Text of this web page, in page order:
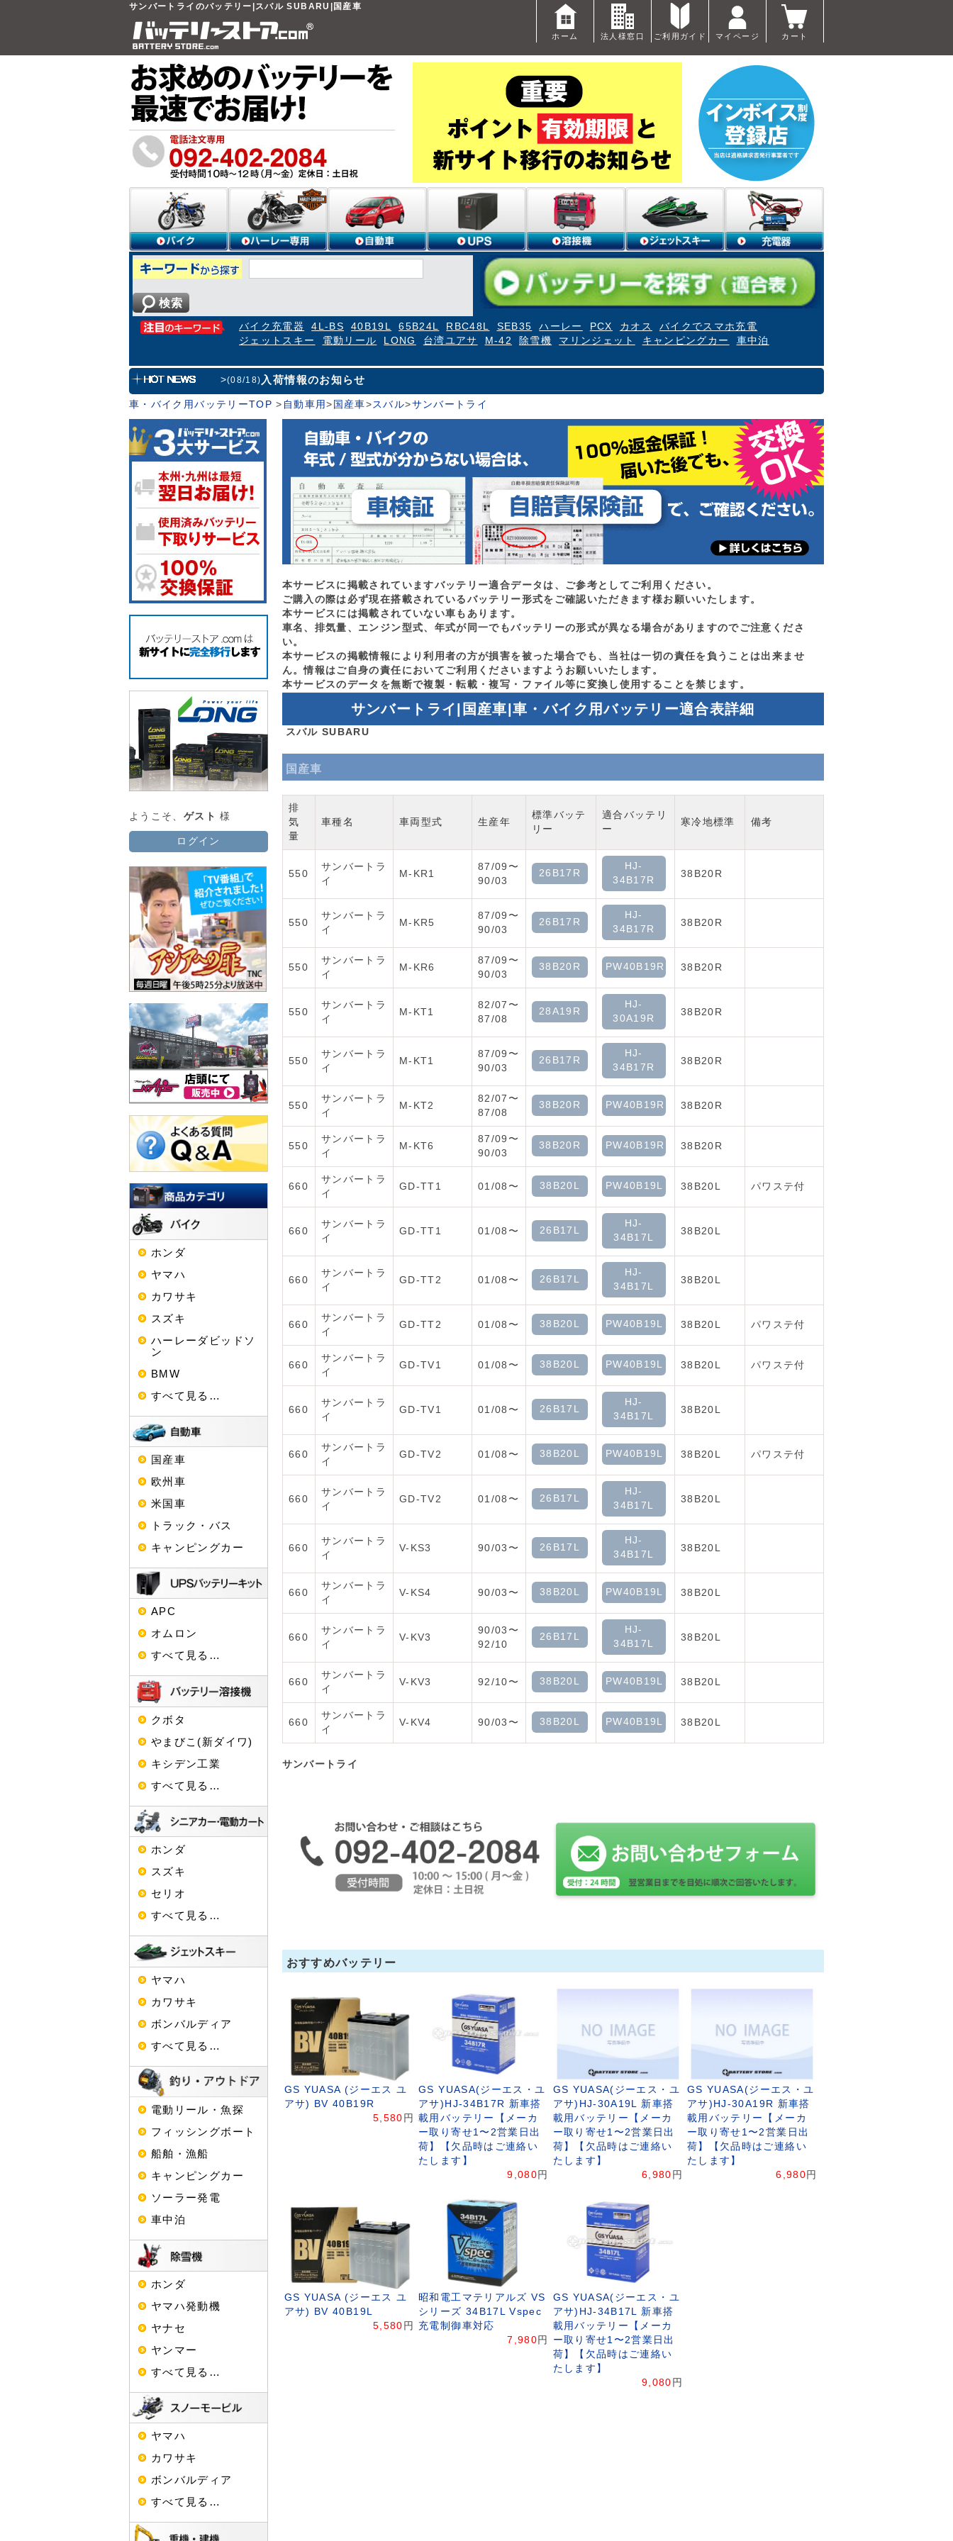
サンバートライのバッテリー|スバル SUBARU|国産車
ホーム 法人様窓口 ご利用ガイド マイページ カート
検索
バイク充電器 4L-BS 40B19L 65B24L RBC48L SEB35 ハーレー PCX カオス
バイクでスマホ充電
ジェットスキー
電動リール LONG 台湾ユアサ M-42 除雪機 マリンジェット キャンピングカー 車中泊
>(08/18) 入荷情報のお知らせ
車・バイク用バッテリーTOP > 自動車用> 国産車>スバル>サンバートライ
本サービスに掲載されていますバッテリー適合データは、ご参考としてご利用ください。
ご購入の際は必ず現在搭載されているバッテリー形式をご確認いただきます様お願いいたします。
本サービスには掲載されていない車もあります。
車名、排気量、エンジン型式、年式が同一でもバッテリーの形式が異なる場合がありますのでご注意くださ
い。
本サービスの掲載情報により利用者の方が損害を被った場合でも、当社は一切の責任を負うことは出来ませ
ん。情報はご自身の責任においてご利用くださいますようお願いいたします。
本サービスのデータを無断で複製・転載・複写・ファイル等に変換し使用することを禁じます。
サンバートライ|国産車|車・バイク用バッテリー適合表詳細
スバル SUBARU
国産車
排
気
量
車種名 車両型式 生産年
標準バッテ
リー
適合バッテリ
ー
寒冷地標準 備考
550
サンバートラ
イ
M-KR1
87/09〜
90/03
26B17R
HJ-
34B17R
38B20R
550
サンバートラ
イ
M-KR5
87/09〜
90/03
26B17R
HJ-
34B17R
38B20R
550
サンバートラ
イ
M-KR6
87/09〜
90/03
38B20R PW40B19R 38B20R
550
サンバートラ
イ
M-KT1
82/07〜
87/08
28A19R
HJ-
30A19R
38B20R
550
サンバートラ
イ
M-KT1
87/09〜
90/03
26B17R
HJ-
34B17R
38B20R
550
サンバートラ
イ
M-KT2
82/07〜
87/08
38B20R PW40B19R 38B20R
550
サンバートラ
イ
M-KT6
87/09〜
90/03
38B20R PW40B19R 38B20R
660
サンバートラ
イ
GD-TT1 01/08〜 38B20L PW40B19L 38B20L パワステ付
660
サンバートラ
イ
GD-TT1 01/08〜 26B17L
HJ-
34B17L
38B20L
660
サンバートラ
イ
GD-TT2 01/08〜 26B17L
HJ-
34B17L
38B20L
660
サンバートラ
イ
GD-TT2 01/08〜 38B20L PW40B19L 38B20L パワステ付
660
サンバートラ
イ
GD-TV1 01/08〜 38B20L PW40B19L 38B20L パワステ付
660
サンバートラ
イ
GD-TV1 01/08〜 26B17L
HJ-
34B17L
38B20L
660
サンバートラ
イ
GD-TV2 01/08〜 38B20L PW40B19L 38B20L パワステ付
660
サンバートラ
イ
GD-TV2 01/08〜 26B17L
HJ-
34B17L
38B20L
660
サンバートラ
イ
V-KS3 90/03〜 26B17L
HJ-
34B17L
38B20L
660
サンバートラ
イ
V-KS4 90/03〜 38B20L PW40B19L 38B20L
660
サンバートラ
イ
V-KV3
90/03〜
92/10
26B17L
HJ-
34B17L
38B20L
660
サンバートラ
イ
V-KV3 92/10〜 38B20L PW40B19L 38B20L
660
サンバートラ
イ
V-KV4 90/03〜 38B20L PW40B19L 38B20L
サンバートライ
おすすめバッテリー
GS YUASA (ジーエス ユ
アサ) BV 40B19R
5,580 円
GS YUASA(ジーエス・ユ
アサ)HJ-34B17R 新車搭
載用バッテリー【メーカ
ー取り寄せ1〜2営業日出
荷】【欠品時はご連絡い
たします】
9,080円
GS YUASA(ジーエス・ユ
アサ)HJ-30A19L 新車搭
載用バッテリー【メーカ
ー取り寄せ1〜2営業日出
荷】【欠品時はご連絡い
たします】
6,980 円
GS YUASA(ジーエス・ユ
アサ)HJ-30A19R 新車搭
載用バッテリー【メーカ
ー取り寄せ1〜2営業日出
荷】【欠品時はご連絡い
たします】
6,980円
GS YUASA (ジーエス ユ
アサ) BV 40B19L
5,580 円
昭和電工マテリアルズ VS
シリーズ 34B17L Vspec
充電制御車対応
7,980 円
GS YUASA(ジーエス・ユ
アサ)HJ-34B17L 新車搭
載用バッテリー【メーカ
ー取り寄せ1〜2営業日出
荷】【欠品時はご連絡い
たします】
9,080 円
ようこそ、 ゲスト 様
ログイン
ホンダ
ヤマハ
カワサキ
スズキ
ハーレーダビッドソ
ン
BMW
すべて見る…
国産車
欧州車
米国車
トラック・バス
キャンピングカー
APC
オムロン
すべて見る…
クボタ
やまびこ(新ダイワ)
キシデン工業
すべて見る…
ホンダ
スズキ
セリオ
すべて見る…
ヤマハ
カワサキ
ボンバルディア
すべて見る…
電動リール・魚探
フィッシングボート
船舶・漁船
キャンピングカー
ソーラー発電
車中泊
ホンダ
ヤマハ発動機
ヤナセ
ヤンマー
すべて見る…
ヤマハ
カワサキ
ボンバルディア
すべて見る…